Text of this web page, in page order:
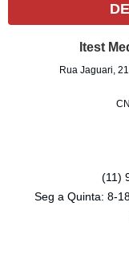
Itest
Rua Jaguari,
(11)
Seg a Quinta: 8-